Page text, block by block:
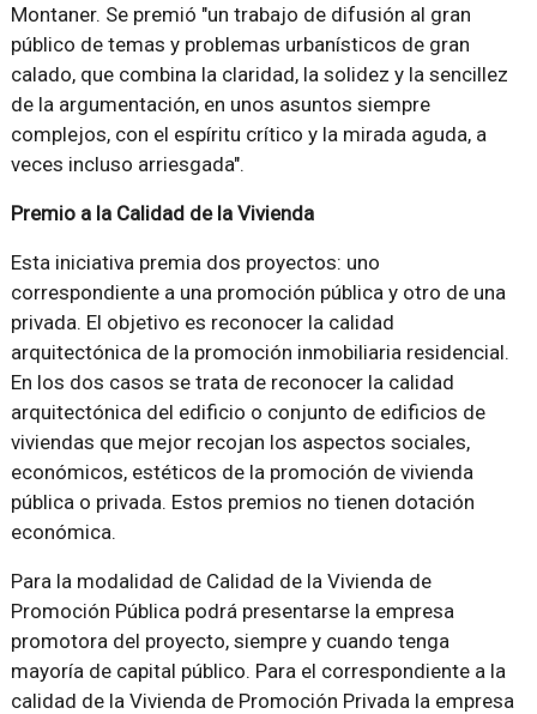
Montaner. Se premió "un trabajo de difusión al gran
público de temas y problemas urbanísticos de gran
calado, que combina la claridad, la solidez y la sencillez
de la argumentación, en unos asuntos siempre
complejos, con el espíritu crítico y la mirada aguda, a
veces incluso arriesgada".
Premio a la Calidad de la Vivienda
Esta iniciativa premia dos proyectos: uno
correspondiente a una promoción pública y otro de una
privada. El objetivo es reconocer la calidad
arquitectónica de la promoción inmobiliaria residencial.
En los dos casos se trata de reconocer la calidad
arquitectónica del edificio o conjunto de edificios de
viviendas que mejor recojan los aspectos sociales,
económicos, estéticos de la promoción de vivienda
pública o privada. Estos premios no tienen dotación
económica.
Para la modalidad de Calidad de la Vivienda de
Promoción Pública podrá presentarse la empresa
promotora del proyecto, siempre y cuando tenga
mayoría de capital público. Para el correspondiente a la
calidad de la Vivienda de Promoción Privada la empresa